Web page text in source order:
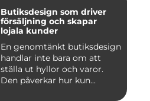
Butiksdesign som driver
försäljning och skapar
lojala kunder
En genomtänkt butiksdesign
handlar inte bara om att
ställa ut hyllor och varor.
Den påverkar hur kun...